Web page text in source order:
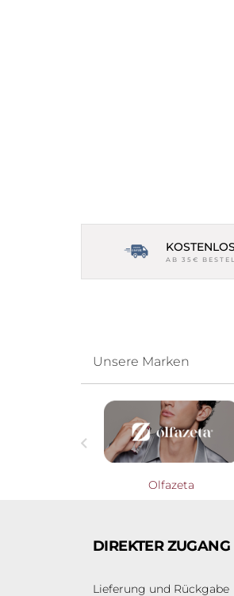
AB 35€
Unsere Marken

Olfazeta
DIREKTER ZUGANG
Lieferung und Rückgabe